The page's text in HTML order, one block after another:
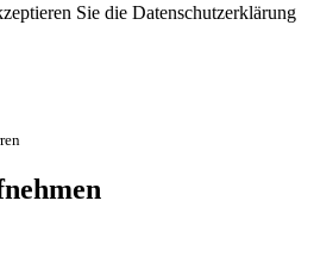
Sie die Datenschutzerklärung